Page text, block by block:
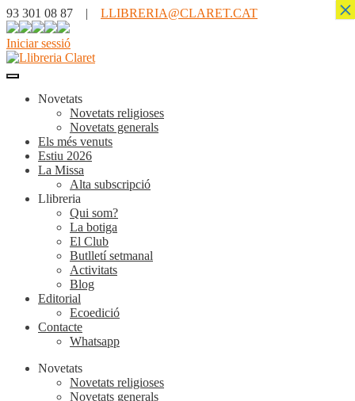
93 301 08 87 | LLIBRERIA@CLARET.CAT
Iniciar sessió
Novetats
Novetats religioses
Novetats generals
Els més venuts
Estiu 2026
La Missa
Alta subscripció
Llibreria
Qui som?
La botiga
El Club
Butlletí setmanal
Activitats
Blog
Editorial
Ecoedició
Contacte
Whatsapp
Novetats
Novetats religioses
Novetats generals
×